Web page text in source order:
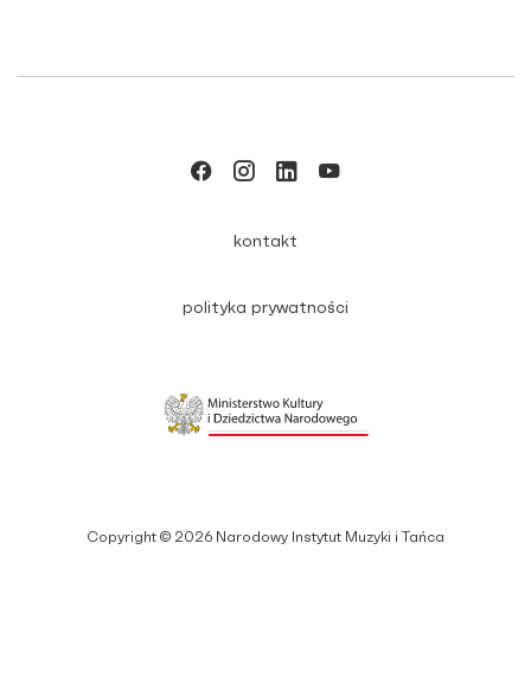
Copyright © 2026 Narodowy Instytut Muzyki i Tańca
kontakt
polityka prywatności